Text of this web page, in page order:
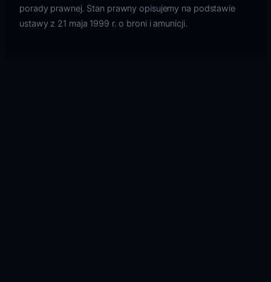
porady prawnej. Stan prawny opisujemy na podstawie
ustawy z 21 maja 1999 r. o broni i amunicji.